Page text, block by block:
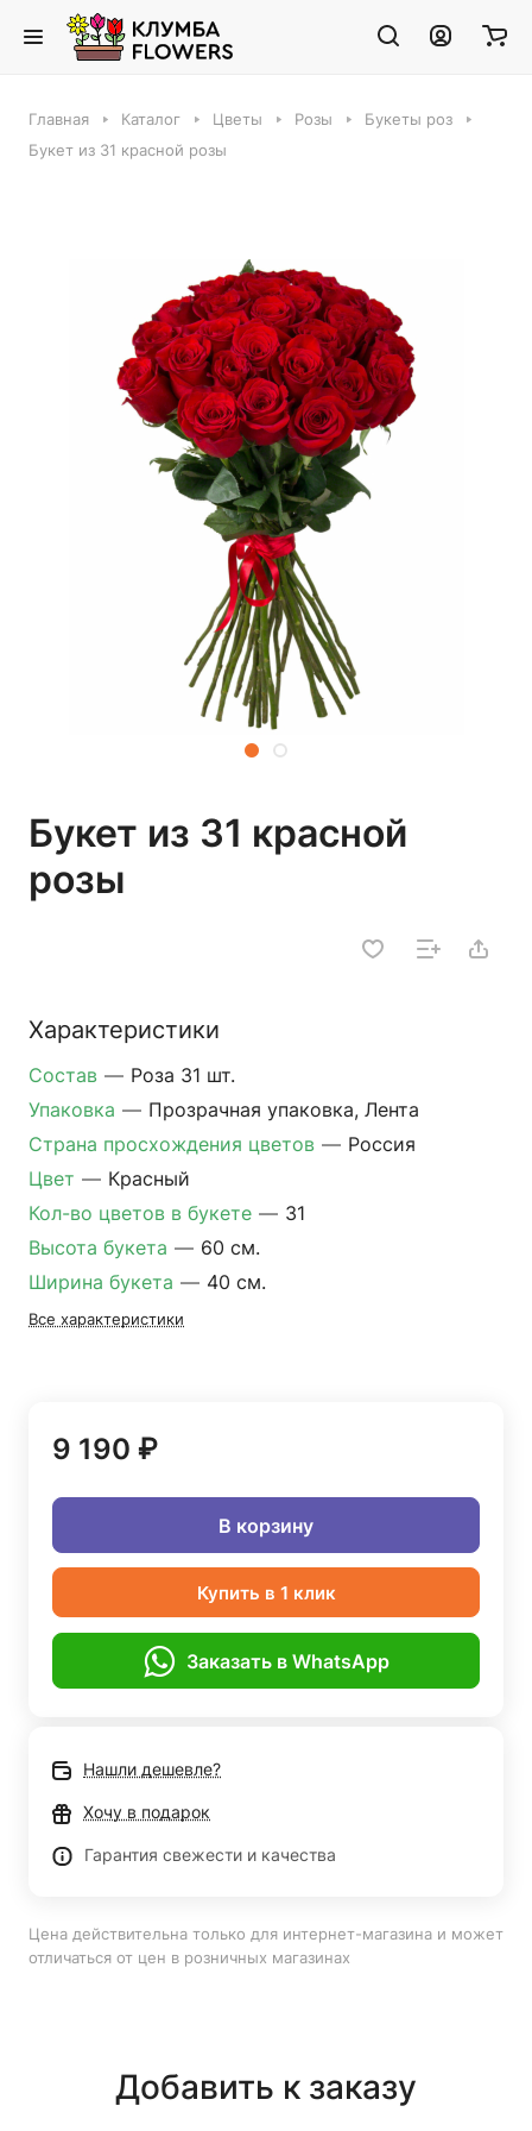
Главная Каталог Цветы Розы
Букеты роз
Букет из 31 красной розы
Букет из 31 красной
розы
Характеристики
Состав — Роза 31 шт.
Упаковка — Прозрачная упаковка, Лента
Страна просхождения цветов — Россия
Цвет — Красный
Кол-во цветов в букете — 31
Высота букета — 60 см.
Ширина букета — 40 см.
Все характеристики
9 190 ₽
В корзину
Купить в 1 клик
Заказать в WhatsApp
Нашли дешевле?
Хочу в подарок
Гарантия свежести и качества
Цена действительна только для интернет-магазина и может
отличаться от цен в розничных магазинах
Добавить к заказу